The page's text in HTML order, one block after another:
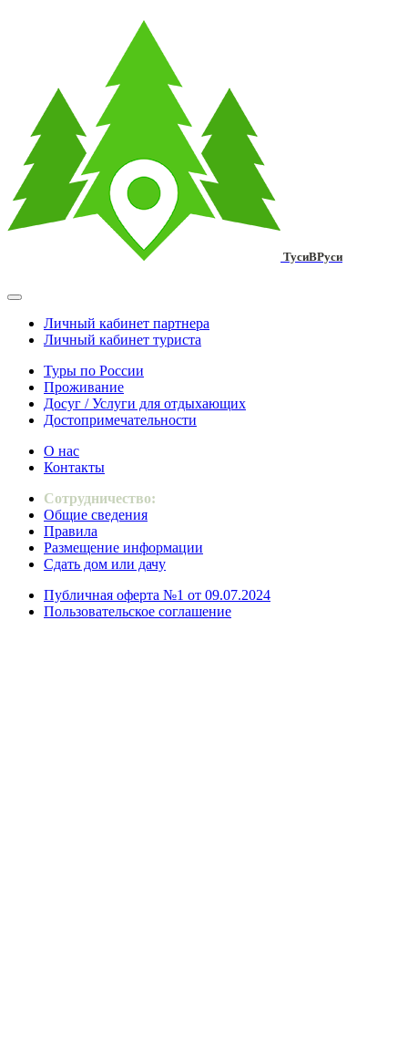
ТусиВРуси
Личный кабинет партнера
Личный кабинет туриста
Туры по России
Проживание
Досуг / Услуги для отдыхающих
Достопримечательности
О нас
Контакты
Сотрудничество:
Общие сведения
Правила
Размещение информации
Сдать дом или дачу
Публичная оферта №1 от 09.07.2024
Пользовательское соглашение